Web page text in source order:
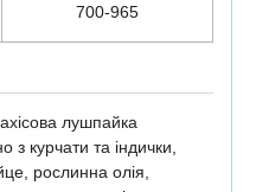
700-965
лушпайка
курчати та індички,
рослинна олія,